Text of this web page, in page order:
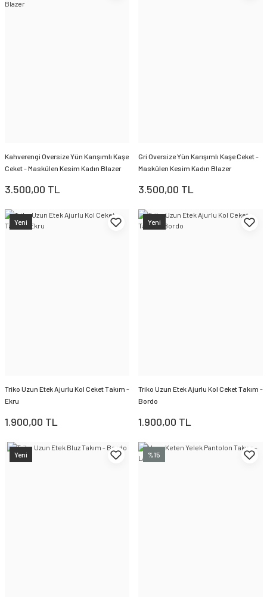
Kahverengi Oversize Yün Karışımlı Kaşe
Ceket - Maskülen Kesim Kadın Blazer
3.500,00 TL
Gri Oversize Yün Karışımlı Kaşe Ceket -
Maskülen Kesim Kadın Blazer
3.500,00 TL
Yeni
Triko Uzun Etek Ajurlu Kol Ceket Takım -
Ekru
1.900,00 TL
Yeni
Triko Uzun Etek Ajurlu Kol Ceket Takım -
Bordo
1.900,00 TL
Yeni %15